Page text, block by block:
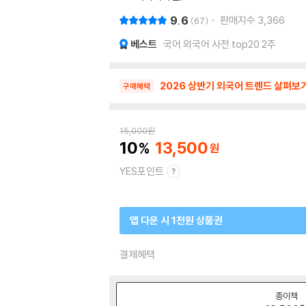
9.6 67 판매지수 3,366
베스트 국어 외국어 사전 top20 2주
구매혜택 2026 상반기 외국어 트렌드 살펴
15,000원
10 13,500
YES포인트
앱 다운 시 1천원 상품권
결제혜택
종이책